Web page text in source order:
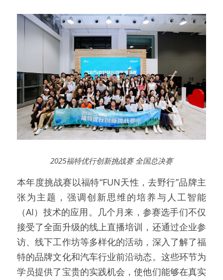
2025福特优行创新挑战赛 全国总决赛
本年度挑战赛以福特“FUN天性，去野行”品牌主
张为主题，强调创新思维的培养与人工智能
（AI）技术的应用。几个月来，参赛选手们不仅
接受了全面升级的线上直播培训，还通过企业参
访、线下工作坊等多样化的活动，深入了解了福
特的品牌文化和汽车行业前沿动态。这些环节为
学员提供了宝贵的实践机会，使他们能够在真实